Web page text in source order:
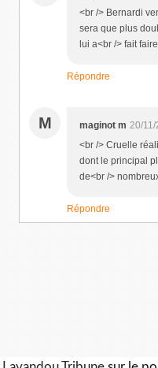
<br /> Bernardi
sera que plus
lui a<br /> fait
Répondre
M maginot m 20/
<br /> Cruelle
dont le principal
de<br />
Répondre